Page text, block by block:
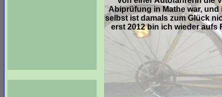
Abiprüfung in Mathe war,
selbst ist damals zum Glück
erst 2012 bin ich wieder aufs